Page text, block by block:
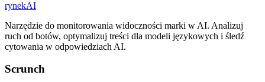
rynekAI
Narzędzie do monitorowania widoczności marki w AI. Analizuj
ruch od botów, optymalizuj treści dla modeli językowych i śledź
cytowania w odpowiedziach AI.
Scrunch